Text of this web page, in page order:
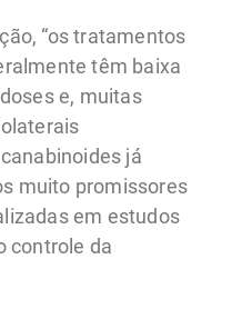
“os tratamentos
têm baixa
e, muitas
já
muito promissores
em estudos
controle da